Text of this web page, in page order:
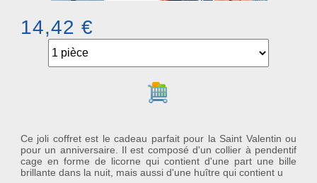
14,42 €
Ajouter au panier
Ce joli coffret est le cadeau parfait pour la Saint Valentin ou
pour un anniversaire. Il est composé d'un collier à pendentif
cage en forme de licorne qui contient d'une part une bille
brillante dans la nuit, mais aussi d'une huître qui contient u